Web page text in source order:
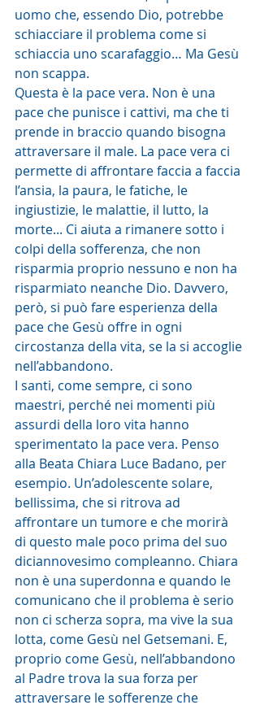
uomo che, essendo Dio, potrebbe
schiacciare il problema come si
schiaccia uno scarafaggio… Ma Gesù
non scappa.
Questa è la pace vera. Non è una
pace che punisce i cattivi, ma che ti
prende in braccio quando bisogna
attraversare il male. La pace vera ci
permette di affrontare faccia a faccia
l’ansia, la paura, le fatiche, le
ingiustizie, le malattie, il lutto, la
morte... Ci aiuta a rimanere sotto i
colpi della sofferenza, che non
risparmia proprio nessuno e non ha
risparmiato neanche Dio. Davvero,
però, si può fare esperienza della
pace che Gesù offre in ogni
circostanza della vita, se la si accoglie
nell’abbandono.
I santi, come sempre, ci sono
maestri, perché nei momenti più
assurdi della loro vita hanno
sperimentato la pace vera. Penso
alla Beata Chiara Luce Badano, per
esempio. Un’adolescente solare,
bellissima, che si ritrova ad
affrontare un tumore e che morirà
di questo male poco prima del suo
diciannovesimo compleanno. Chiara
non è una superdonna e quando le
comunicano che il problema è serio
non ci scherza sopra, ma vive la sua
lotta, come Gesù nel Getsemani. E,
proprio come Gesù, nell’abbandono
al Padre trova la sua forza per
attraversare le sofferenze che